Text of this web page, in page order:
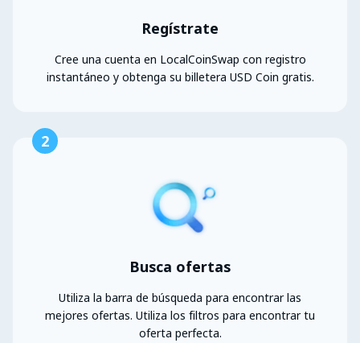
Regístrate
Cree una cuenta en LocalCoinSwap con registro
instantáneo y obtenga su billetera USD Coin gratis.
2
Busca ofertas
Utiliza la barra de búsqueda para encontrar las
mejores ofertas. Utiliza los filtros para encontrar tu
oferta perfecta.